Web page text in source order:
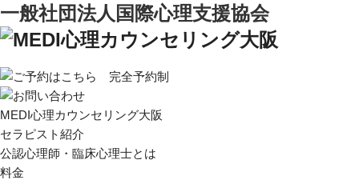
一般社団法人国際心理支援協会
MEDI心理カウンセリング大阪
セラピスト紹介
公認心理師・臨床心理士とは
料金